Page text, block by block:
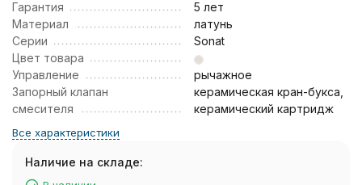
Гарантия
5 лет
Материал
латунь
Серии
Sonat
Цвет товара
Управление
рычажное
Запорный клапан
смесителя
керамическая кран-букса,
керамический картридж
Все характеристики
Наличие на складе: